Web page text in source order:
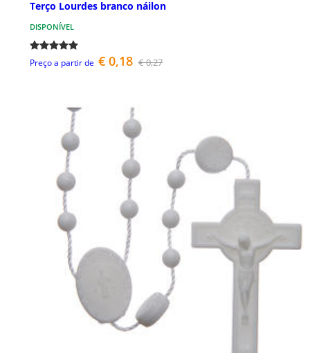
Terço Lourdes branco náilon
DISPONÍVEL
Preço a partir de € 0,18 € 0,27